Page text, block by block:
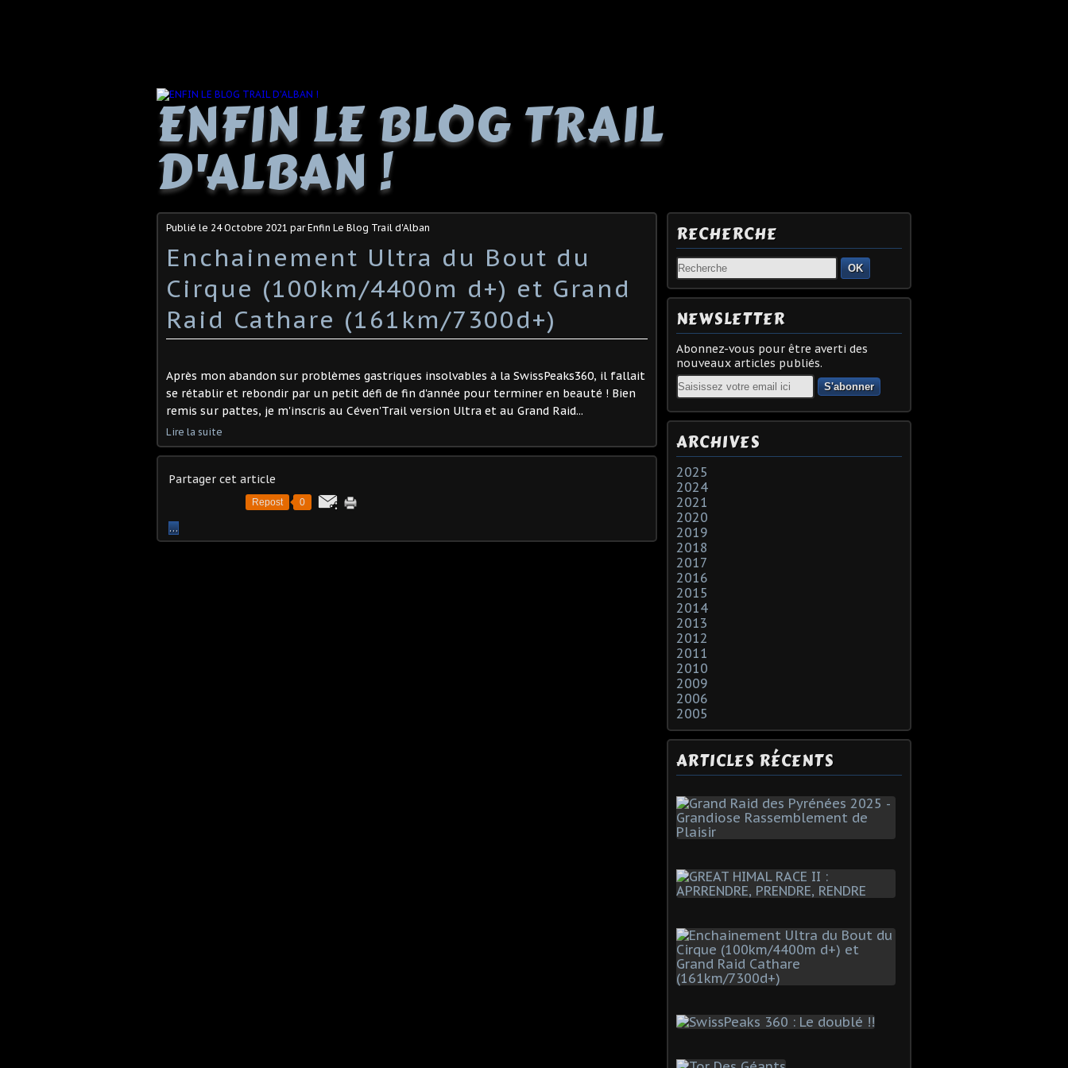
ENFIN LE BLOG TRAIL
D'ALBAN !
Publié le 24 Octobre 2021 par Enfin Le Blog Trail d'Alban
Enchainement Ultra du Bout du
Cirque (100km/4400m d+) et Grand
Raid Cathare (161km/7300d+)
Après mon abandon sur problèmes gastriques insolvables à la SwissPeaks360, il fallait
se rétablir et rebondir par un petit défi de fin d'année pour terminer en beauté ! Bien
remis sur pattes, je m'inscris au Céven'Trail version Ultra et au Grand Raid...
Lire la suite
Partager cet article
Repost 0
…
RECHERCHE
OK
NEWSLETTER
Abonnez-vous pour être averti des
nouveaux articles publiés.
Email
ARCHIVES
2025
2024
2021
2020
2019
2018
2017
2016
2015
2014
2013
2012
2011
2010
2009
2006
2005
ARTICLES RÉCENTS